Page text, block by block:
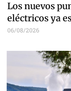
Los nuevos
eléctricos ya
06/08/2026